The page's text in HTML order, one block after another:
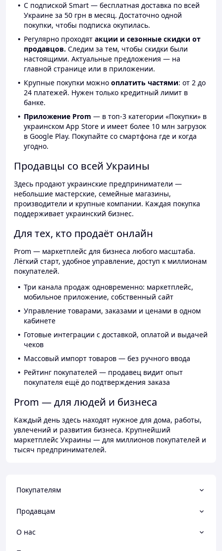
С подпиской Smart — бесплатная доставка по всей
Украине за 50 грн в месяц. Достаточно одной
покупки, чтобы подписка окупилась.
Регулярно проходят акции и сезонные скидки от
продавцов. Следим за тем, чтобы скидки были
настоящими. Актуальные предложения — на
главной странице или в приложении.
Крупные покупки можно оплатить частями: от 2 до
24 платежей. Нужен только кредитный лимит в
банке.
Приложение Prom — в топ-3 категории «Покупки» в
украинском App Store и имеет более 10 млн загрузок
в Google Play. Покупайте со смартфона где и когда
угодно.
Продавцы со всей Украины
Здесь продают украинские предприниматели —
небольшие мастерские, семейные магазины,
производители и крупные компании. Каждая покупка
поддерживает украинский бизнес.
Для тех, кто продаёт онлайн
Prom — маркетплейс для бизнеса любого масштаба.
Лёгкий старт, удобное управление, доступ к миллионам
покупателей.
Три канала продаж одновременно: маркетплейс,
мобильное приложение, собственный сайт
Управление товарами, заказами и ценами в одном
кабинете
Готовые интеграции с доставкой, оплатой и выдачей
чеков
Массовый импорт товаров — без ручного ввода
Рейтинг покупателей — продавец видит опыт
покупателя ещё до подтверждения заказа
Prom — для людей и бизнеса
Каждый день здесь находят нужное для дома, работы,
увлечений и развития бизнеса. Крупнейший
маркетплейс Украины — для миллионов покупателей и
тысяч предпринимателей.
Покупателям
Продавцам
О нас